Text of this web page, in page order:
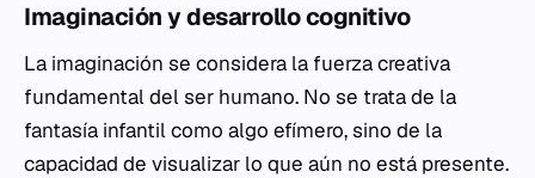
Imaginación y desarrollo cognitivo
La imaginación se considera la fuerza creativa
fundamental del ser humano. No se trata de la
fantasía infantil como algo efímero, sino de la
capacidad de visualizar lo que aún no está presente.